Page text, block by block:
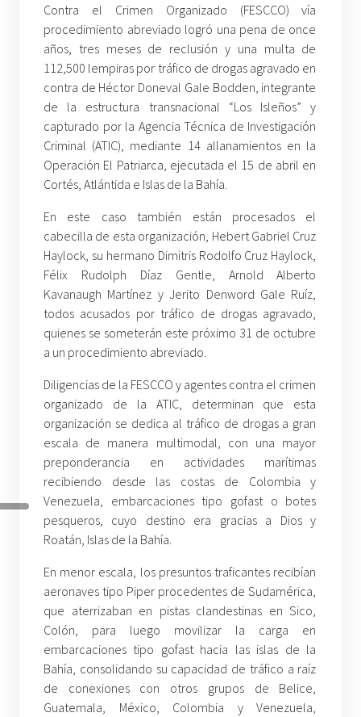
Contra el Crimen Organizado (FESCCO) vía
procedimiento abreviado logró una pena de once
años, tres meses de reclusión y una multa de
112,500 lempiras por tráfico de drogas agravado en
contra de Héctor Doneval Gale Bodden, integrante
de la estructura transnacional “Los Isleños” y
capturado por la Agencia Técnica de Investigación
Criminal (ATIC), mediante 14 allanamientos en la
Operación El Patriarca, ejecutada el 15 de abril en
Cortés, Atlántida e Islas de la Bahía.
En este caso también están procesados el
cabecilla de esta organización, Hebert Gabriel Cruz
Haylock, su hermano Dimitris Rodolfo Cruz Haylock,
Félix Rudolph Díaz Gentle, Arnold Alberto
Kavanaugh Martínez y Jerito Denword Gale Ruíz,
todos acusados por tráfico de drogas agravado,
quienes se someterán este próximo 31 de octubre
a un procedimiento abreviado.
Diligencias de la FESCCO y agentes contra el crimen
organizado de la ATIC, determinan que esta
organización se dedica al tráfico de drogas a gran
escala de manera multimodal, con una mayor
preponderancia en actividades marítimas
recibiendo desde las costas de Colombia y
Venezuela, embarcaciones tipo gofast o botes
pesqueros, cuyo destino era gracias a Dios y
Roatán, Islas de la Bahía.
En menor escala, los presuntos traficantes recibían
aeronaves tipo Piper procedentes de Sudamérica,
que aterrizaban en pistas clandestinas en Sico,
Colón, para luego movilizar la carga en
embarcaciones tipo gofast hacia las islas de la
Bahía, consolidando su capacidad de tráfico a raíz
de conexiones con otros grupos de Belice,
Guatemala, México, Colombia y Venezuela,